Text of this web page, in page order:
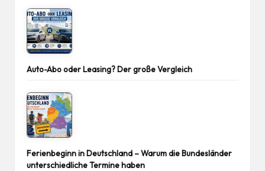
Auto-Abo oder Leasing? Der große Vergleich
Ferienbeginn in Deutschland – Warum die Bundesländer
unterschiedliche Termine haben